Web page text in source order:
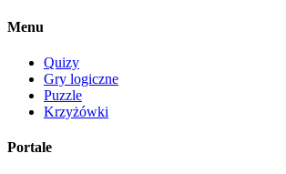
Menu
Quizy
Gry logiczne
Puzzle
Krzyżówki
Portale